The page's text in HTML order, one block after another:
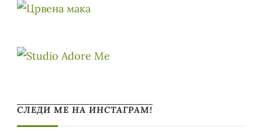
СЛЕДИ МЕ НА ИНСТАГРАМ!